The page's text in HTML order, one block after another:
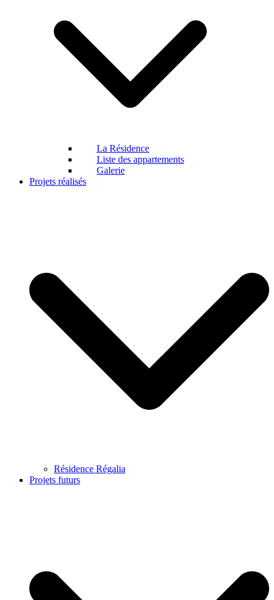
La Résidence
Liste des appartements
Galerie
Projets réalisés
Résidence Régalia
Projets futurs